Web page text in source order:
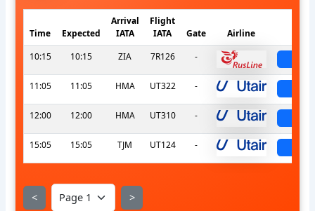
Time Expected
Arrival
IATA
Flight
IATA
Gate Airline
10:15
10:15 ZIA 7R126 -
11:05 11:05 HMA UT322 -
12:00 12:00 HMA UT310 -
15:05 15:05 TJM UT124 -
< >